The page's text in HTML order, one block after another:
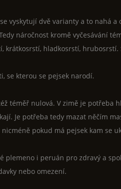
vyskytují dvě varianty a to nahá
náročnost kromě vyčesávání
krátkosrstí, hladkosrstí,
se kterou se pejsek narodí.
téměř nulová. V zimě je potřeba
Je potřeba tedy mazat něčím
pokud má pejsek kam se
plemeno i peruán pro zdravý a
nebo omezení.